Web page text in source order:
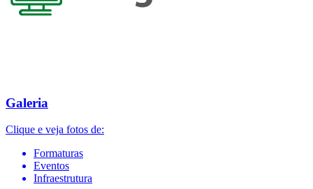
Galeria
Clique e veja fotos de:
Formaturas
Eventos
Infraestrutura